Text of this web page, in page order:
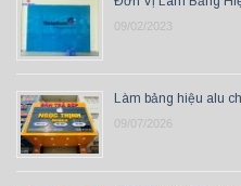
09/02/2023
Làm bảng hiệu alu
09/07/2026